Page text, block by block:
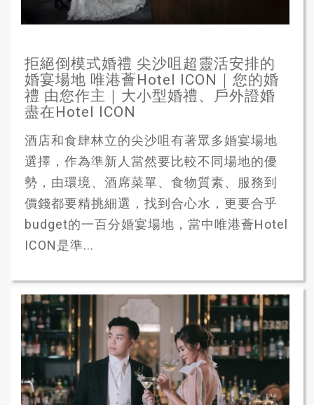
拒絕倒模式婚禮 尖沙咀超靈活安排的
婚宴場地 唯港薈Hotel ICON｜您的婚
禮 由您作主｜大小型婚禮、戶外證婚
盡在Hotel ICON
酒店和食肆林立的尖沙咀有著眾多婚宴場地
選擇，作為準新人當然要比較不同場地的優
勢，由環境、酒席菜單、食物質素、服務到
價錢都要精挑細選，找到合心水，更要合乎
budget的一百分婚宴場地，當中唯港薈Hotel
ICON是準...